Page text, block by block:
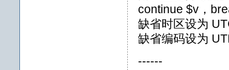
continue $v，
缺省时区设为
缺省编码设为
------